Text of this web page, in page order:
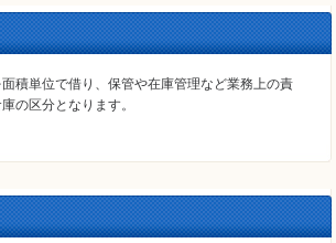
積単位で借り、保管や在庫管理など業務上の責
の区分となります。